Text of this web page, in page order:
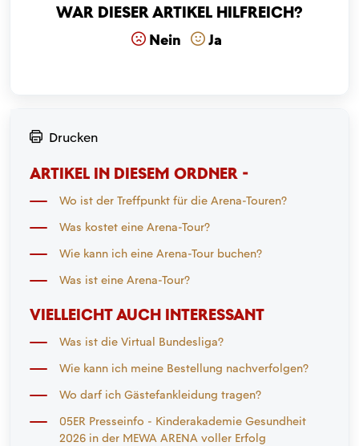
War dieser Artikel hilfreich?
Nein Ja
Drucken
ARTIKEL IN DIESEM ORDNER -
Wo ist der Treffpunkt für die Arena-Touren?
Was kostet eine Arena-Tour?
Wie kann ich eine Arena-Tour buchen?
Was ist eine Arena-Tour?
VIELLEICHT AUCH INTERESSANT
Was ist die Virtual Bundesliga?
Wie kann ich meine Bestellung nachverfolgen?
Wo darf ich Gästefankleidung tragen?
05ER Presseinfo - Kinderakademie Gesundheit
2026 in der MEWA ARENA voller Erfolg